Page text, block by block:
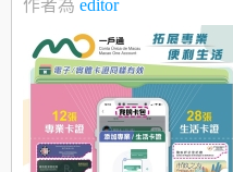
作者為 editor